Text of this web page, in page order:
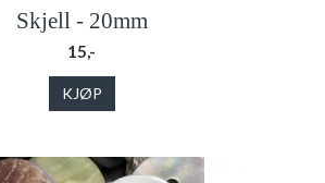
Skjell - 20mm
15,-
KJØP